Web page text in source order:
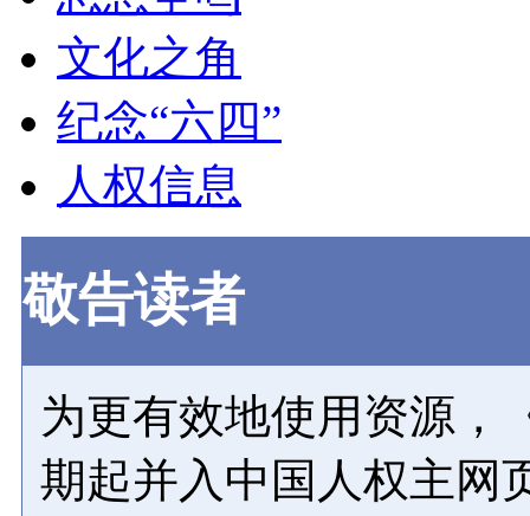
文化之角
纪念“六四”
人权信息
敬告读者
为更有效地使用资源，
期起并入中国人权主网